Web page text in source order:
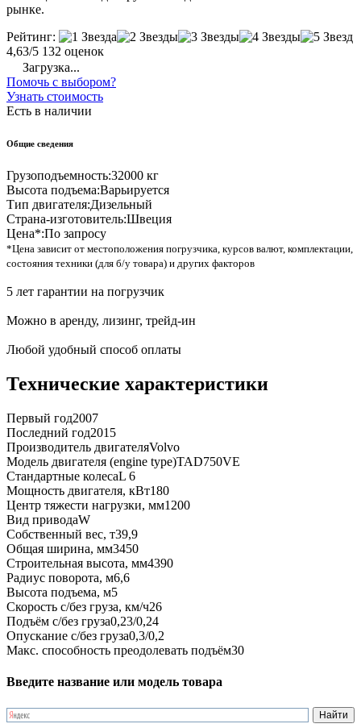
рынке.
Рейтинг:
4,63/5 132 оценок
Загрузка...
Помочь с выбором?
Узнать стоимость
Есть в наличии
Общие сведения
Грузоподъемность:32000 кг
Высота подъема:Варьируется
Тип двигателя:Дизельный
Страна-изготовитель:Швеция
Цена*:По запросу
*Цена зависит от местоположения погрузчика, курсов валют, комплектации,
состояния техники (для б/у товара) и других факторов
5 лет гарантии на погрузчик
Можно в аренду, лизинг, трейд-ин
Любой удобный способ оплаты
Технические характеристики
Первый год2007
Последний год2015
Производитель двигателяVolvo
Модель двигателя (engine type)TAD750VE
Стандартные колесаL 6
Мощность двигателя, кВт180
Центр тяжести нагрузки, мм1200
Вид приводаW
Собственный вес, т39,9
Общая ширина, мм3450
Строительная высота, мм4390
Радиус поворота, м6,6
Высота подъема, м5
Скорость с/без груза, км/ч26
Подъём с/без груза0,23/0,24
Опускание с/без груза0,3/0,2
Макс. способность преодолевать подъём30
Введите название или модель товара